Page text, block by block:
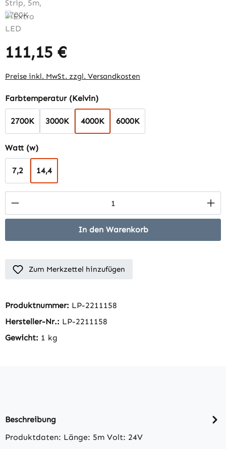
Regulärer Preis:
111,15 €
Preise inkl. MwSt. zzgl. Versandkosten
Farbtemperatur (Kelvin)auswählen
2700K 3000K 4000K 6000K
Watt (w)auswählen
7,2 14,4
Produkt Anzahl: Gib den gewünschten
In den Warenkorb
Zum Merkzettel hinzufügen
Produktnummer: LP-2211158
Hersteller-Nr.: LP-2211158
Gewicht: 1 kg
Beschreibung
Produktdaten: Länge: 5m Volt: 24V